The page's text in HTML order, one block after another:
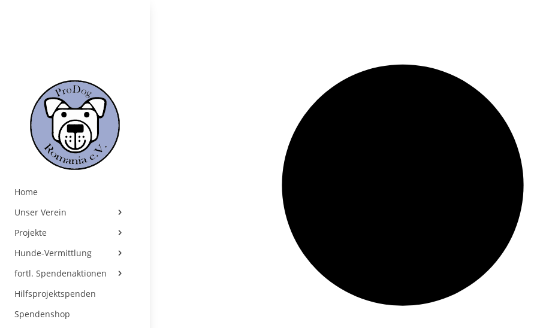
Home
Unser Verein
Projekte
Hunde-Vermittlung
fortl. Spendenaktionen
Hilfsprojektspenden
Spendenshop